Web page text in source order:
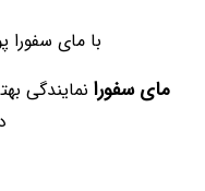
با مای
مای سفورا نمایندگی